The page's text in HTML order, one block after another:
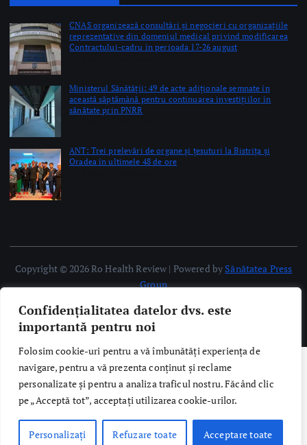
Confidențialitatea datelor dvs. este
importantă pentru noi
Folosim cookie-uri pentru a vă îmbunătăți experiența de
navigare, pentru a vă prezenta conținut și reclame
personalizate și pentru a analiza traficul nostru. Făcând clic
pe „Acceptă tot”, acceptați utilizarea cookie-urilor.
Personalizați Refuzare toate Acceptare toate
CNAS organizează consultări și negocieri cu organizațiile
reprezentative din domeniul medical privind modificarea
Contractului-cadru în perioada 17-26 august
Ministerul Sănătății: 49 de acte adiționale semnate în
această săptămână pentru continuarea investițiilor în
sănătate prin PNRR
ANT: Trei prelevări de organe și țesuturi la Bistrița și
Oradea în ultimele 48 de ore
Copyright © 2026 Ro Health Review | Powered by Sănătatea Press
Group